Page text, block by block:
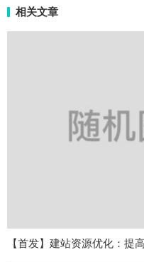
相关文章
【首发】建站资源优化：提